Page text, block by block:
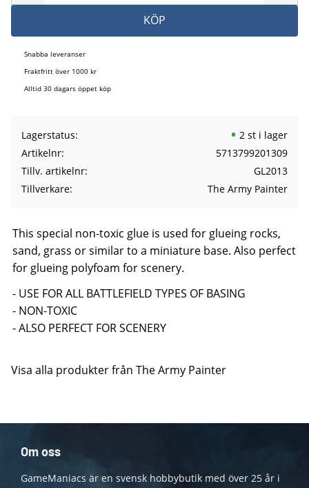
KÖP
Snabba leveranser
Fraktfritt över 1000 kr
Alltid 30 dagars öppet köp
Lagerstatus
2 st i lager
Artikelnr
5713799201309
Tillv. artikelnr
GL2013
Tillverkare
The Army Painter
This special non-toxic glue is used for glueing rocks,
sand, grass or similar to a miniature base. Also perfect
for glueing polyfoam for scenery.
- USE FOR ALL BATTLEFIELD TYPES OF BASING
- NON-TOXIC
- ALSO PERFECT FOR SCENERY
Visa alla produkter från The Army Painter
Om oss
GameManiacs är en svensk hobbybutik med över 25 år i